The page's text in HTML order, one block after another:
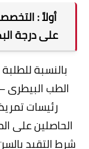
أولاً :
على درجة
بالنسبة
الطب البيطرى –
رئيسات
شرط التقيد